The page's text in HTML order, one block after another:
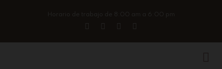
Horario de trabajo de 8:00 am a 6:00 pm